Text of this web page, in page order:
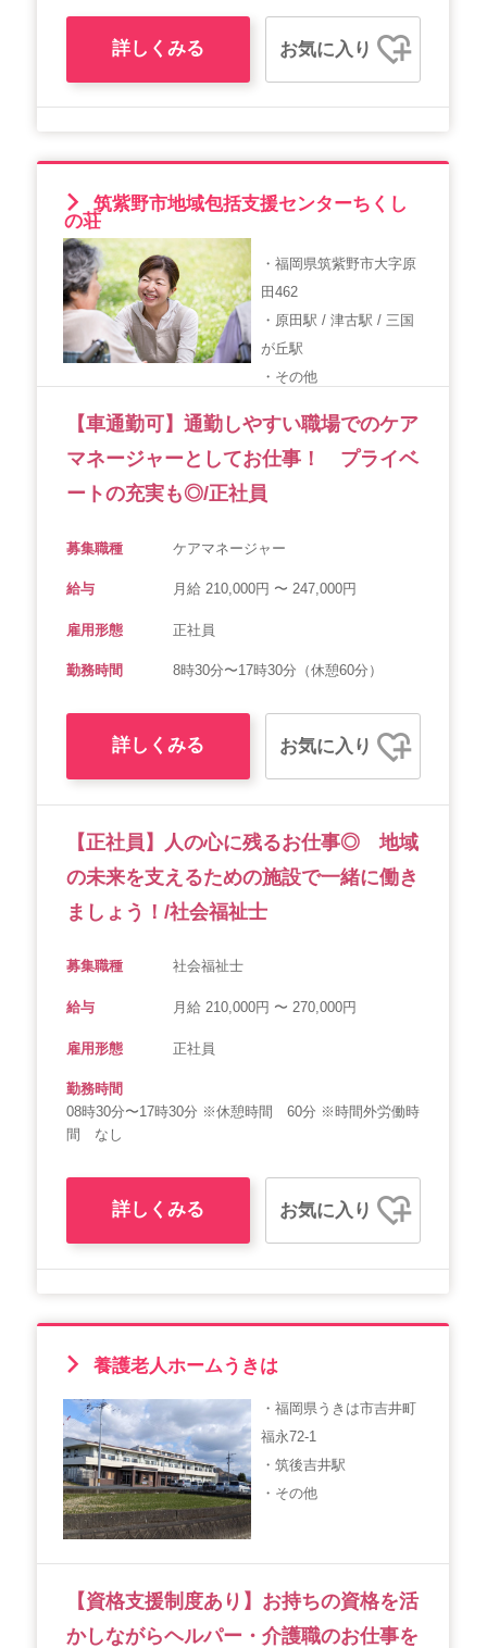
詳しくみる お気に入り
筑紫野市地域包括支援センターちくし
の荘
・福岡県筑紫野市大字原
田462
・原田駅 / 津古駅 / 三国
が丘駅
・その他
【車通勤可】通勤しやすい職場でのケア
マネージャーとしてお仕事！ プライベ
ートの充実も◎/正社員
募集職種 ケアマネージャー
給与 月給 210,000円 〜 247,000円
雇用形態 正社員
勤務時間 8時30分〜17時30分（休憩60分）
詳しくみる お気に入り
【正社員】人の心に残るお仕事◎ 地域
の未来を支えるための施設で一緒に働き
ましょう！/社会福祉士
募集職種 社会福祉士
給与 月給 210,000円 〜 270,000円
雇用形態 正社員
勤務時間
08時30分〜17時30分 ※休憩時間 60分 ※時間外労働時
間 なし
詳しくみる お気に入り
養護老人ホームうきは
・福岡県うきは市吉井町
福永72-1
・筑後吉井駅
・その他
【資格支援制度あり】お持ちの資格を活
かしながらヘルパー・介護職のお仕事を